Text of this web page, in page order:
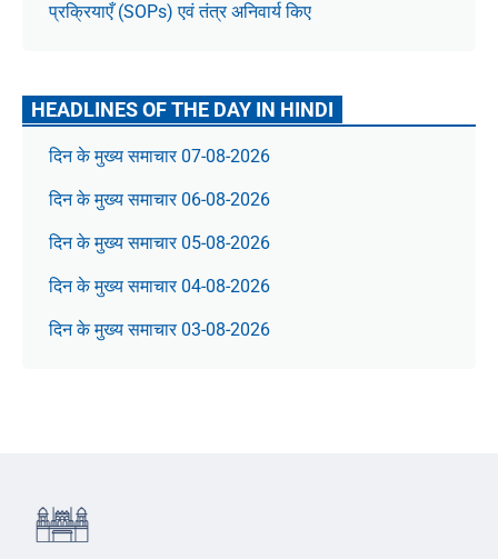
प्रक्रियाएँ (SOPs) एवं तंत्र अनिवार्य किए
HEADLINES OF THE DAY IN HINDI
दिन के मुख्य समाचार 07-08-2026
दिन के मुख्य समाचार 06-08-2026
दिन के मुख्य समाचार 05-08-2026
दिन के मुख्य समाचार 04-08-2026
दिन के मुख्य समाचार 03-08-2026